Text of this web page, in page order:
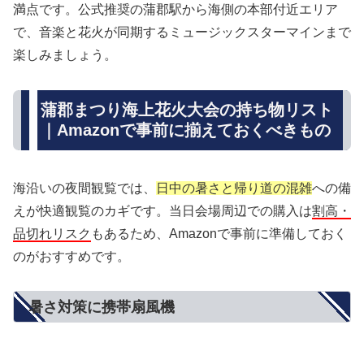
満点です。公式推奨の蒲郡駅から海側の本部付近エリア
で、音楽と花火が同期するミュージックスターマインまで
楽しみましょう。
蒲郡まつり海上花火大会の持ち物リスト
｜Amazonで事前に揃えておくべきもの
海沿いの夜間観覧では、 日中の暑さと帰り道の混雑への備
えが快適観覧のカギです。当日会場周辺での購入は割高・
品切れリスク もあるため、Amazonで事前に準備しておく
のがおすすめです。
暑さ対策に携帯扇風機